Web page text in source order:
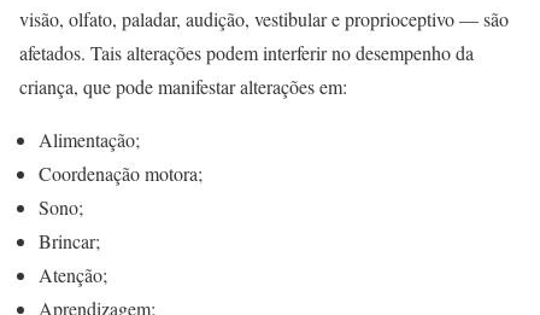
visão, olfato, paladar, audição, vestibular e proprioceptivo — são
afetados. Tais alterações podem interferir no desempenho da
criança, que pode manifestar alterações em:
Alimentação;
Coordenação motora;
Sono;
Brincar;
Atenção;
Aprendizagem;